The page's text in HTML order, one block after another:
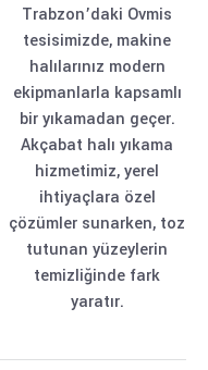
Trabzon’daki Ovmis
tesisimizde, makine
halılarınız modern
ekipmanlarla kapsamlı
bir yıkamadan geçer.
Akçabat halı yıkama
hizmetimiz, yerel
ihtiyaçlara özel
çözümler sunarken, toz
tutunan yüzeylerin
temizliğinde fark
yaratır.